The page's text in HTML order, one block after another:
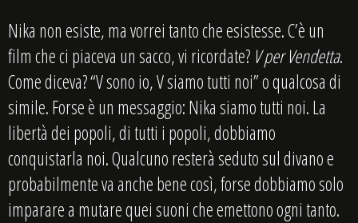
Nika non esiste, ma vorrei tanto che esistesse. C’è un
film che ci piaceva un sacco, vi ricordate? V per Vendetta.
Come diceva? “V sono io, V siamo tutti noi” o qualcosa di
simile. Forse è un messaggio: Nika siamo tutti noi. La
libertà dei popoli, di tutti i popoli, dobbiamo
conquistarla noi. Qualcuno resterà seduto sul divano e
probabilmente va anche bene così, forse dobbiamo solo
imparare a mutare quei suoni che emettono ogni tanto.